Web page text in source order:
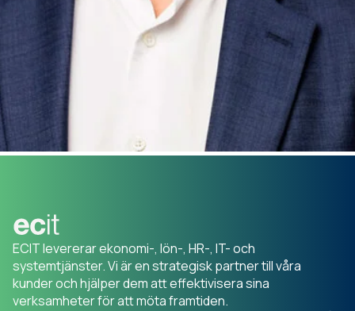
ECIT levererar ekonomi-, lön-, HR-, IT- och
systemtjänster. Vi är en strategisk partner till våra
kunder och hjälper dem att effektivisera sina
verksamheter för att möta framtiden.